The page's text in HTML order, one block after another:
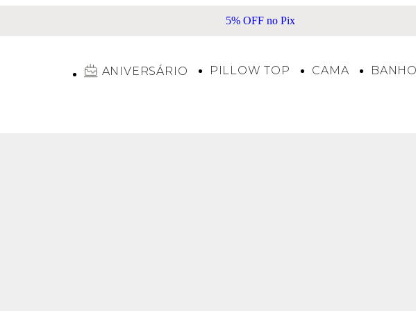
5% OFF no Pix
ANIVERSÁRIO PILLOW TOP CAMA BANHO